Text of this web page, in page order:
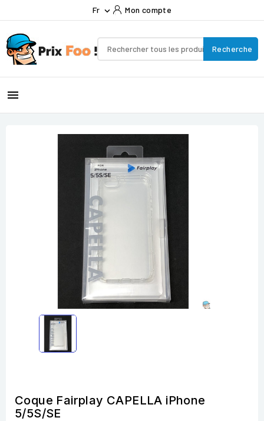
Fr  Mon compte
Recherche

Coque Fairplay CAPELLA iPhone
5/5S/SE